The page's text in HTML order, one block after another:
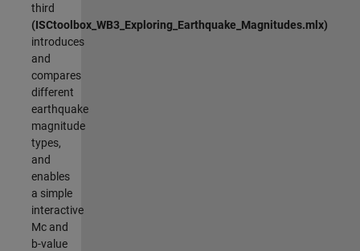
third
(ISCtoolbox_WB3_Exploring_Earthquake_Magnitudes.mlx)
introduces
and
compares
different
earthquake
magnitude
types,
and
enables
a simple
interactive
Mc and
b-value